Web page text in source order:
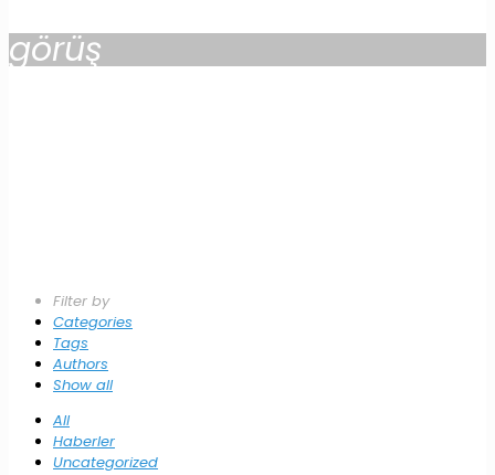
görüş
Filter by
Categories
Tags
Authors
Show all
All
Haberler
Uncategorized